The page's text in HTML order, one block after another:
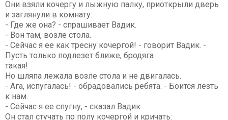
Они взяли кочергу и лыжную палку, приоткрыли дверь
и заглянули в комнату.
- Где же она? - спрашивает Вадик.
- Вон там, возле стола.
- Сейчас я ее как тресну кочергой! - говорит Вадик. -
Пусть только подлезет ближе, бродяга
такая!
Но шляпа лежала возле стола и не двигалась.
- Ага, испугалась! - обрадовались ребята. - Боится лезть
к нам.
- Сейчас я ее спугну, - сказал Вадик.
Он стал стучать по полу кочергой и кричать: